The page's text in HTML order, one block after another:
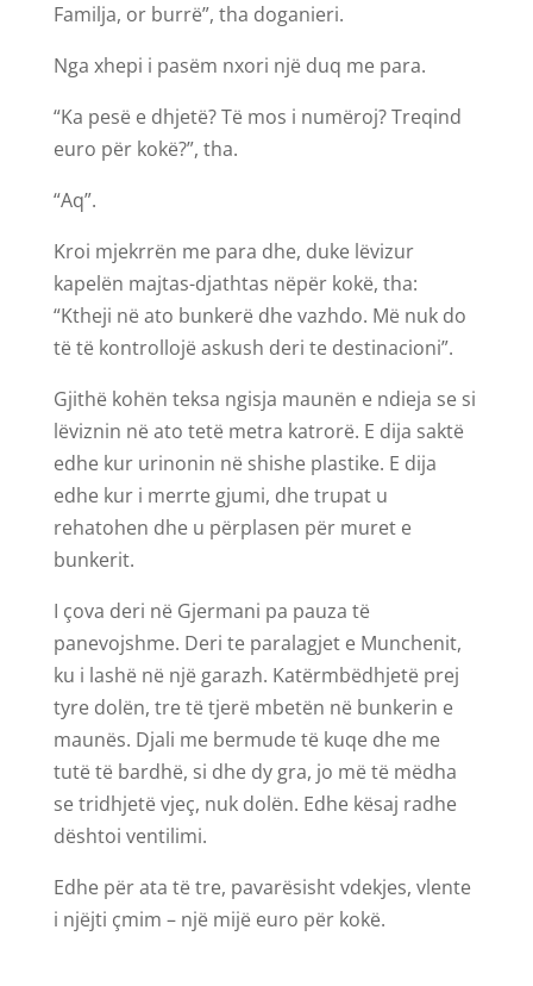
Familja, or burrë”, tha doganieri.
Nga xhepi i pasëm nxori një duq me para.
“Ka pesë e dhjetë? Të mos i numëroj? Treqind
euro për kokë?”, tha.
“Aq”.
Kroi mjekrrën me para dhe, duke lëvizur
kapelën majtas-djathtas nëpër kokë, tha:
“Ktheji në ato bunkerë dhe vazhdo. Më nuk do
të të kontrollojë askush deri te destinacioni”.
Gjithë kohën teksa ngisja maunën e ndieja se si
lëviznin në ato tetë metra katrorë. E dija saktë
edhe kur urinonin në shishe plastike. E dija
edhe kur i merrte gjumi, dhe trupat u
rehatohen dhe u përplasen për muret e
bunkerit.
I çova deri në Gjermani pa pauza të
panevojshme. Deri te paralagjet e Munchenit,
ku i lashë në një garazh. Katërmbëdhjetë prej
tyre dolën, tre të tjerë mbetën në bunkerin e
maunës. Djali me bermude të kuqe dhe me
tutë të bardhë, si dhe dy gra, jo më të mëdha
se tridhjetë vjeç, nuk dolën. Edhe kësaj radhe
dështoi ventilimi.
Edhe për ata të tre, pavarësisht vdekjes, vlente
i njëjti çmim – një mijë euro për kokë.